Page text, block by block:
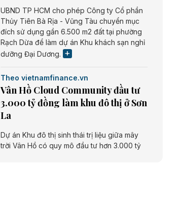
UBND TP HCM cho phép Công ty Cổ phần
Thủy Tiên Bà Rịa - Vũng Tàu chuyển mục
đích sử dụng gần 6.500 m2 đất tại phường
Rạch Dừa để làm dự án Khu khách sạn nghỉ
dưỡng Đại Dương.
Theo vietnamfinance.vn
Vân Hồ Cloud Community đầu tư
3.000 tỷ đồng làm khu đô thị ở Sơn
La
Dự án Khu đô thị sinh thái trị liệu giữa mây
trời Vân Hồ có quy mô đầu tư hơn 3.000 tỷ